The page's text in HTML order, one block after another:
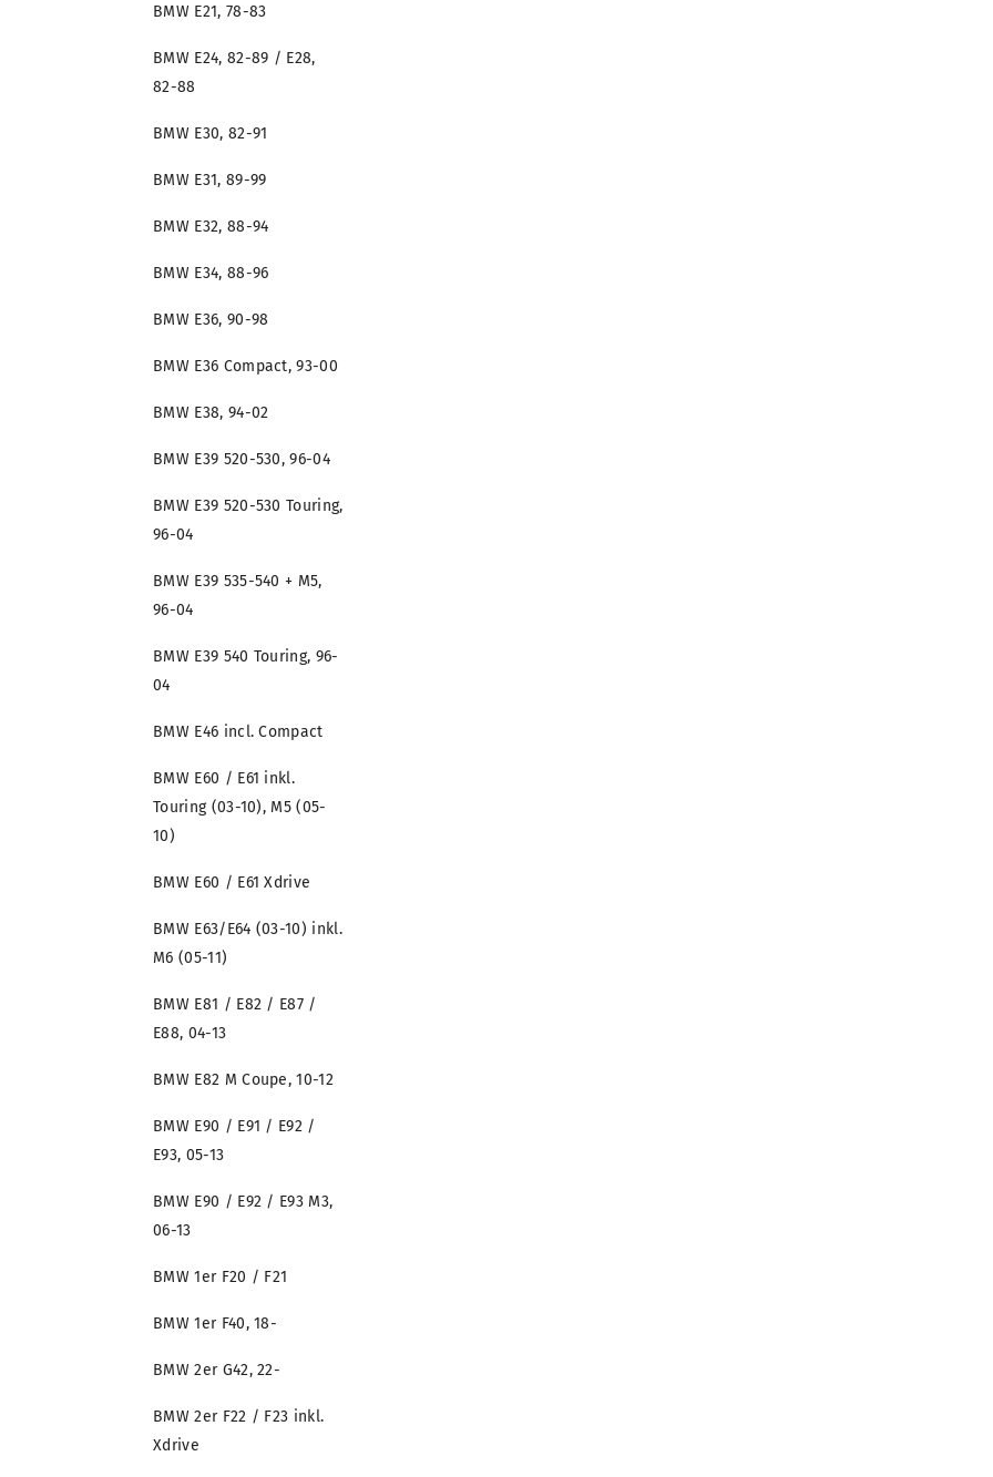
BMW E21, 78-83
BMW E24, 82-89 / E28,
82-88
BMW E30, 82-91
BMW E31, 89-99
BMW E32, 88-94
BMW E34, 88-96
BMW E36, 90-98
BMW E36 Compact, 93-00
BMW E38, 94-02
BMW E39 520-530, 96-04
BMW E39 520-530 Touring,
96-04
BMW E39 535-540 + M5,
96-04
BMW E39 540 Touring, 96-
04
BMW E46 incl. Compact
BMW E60 / E61 inkl.
Touring (03-10), M5 (05-
10)
BMW E60 / E61 Xdrive
BMW E63/E64 (03-10) inkl.
M6 (05-11)
BMW E81 / E82 / E87 /
E88, 04-13
BMW E82 M Coupe, 10-12
BMW E90 / E91 / E92 /
E93, 05-13
BMW E90 / E92 / E93 M3,
06-13
BMW 1er F20 / F21
BMW 1er F40, 18-
BMW 2er G42, 22-
BMW 2er F22 / F23 inkl.
Xdrive